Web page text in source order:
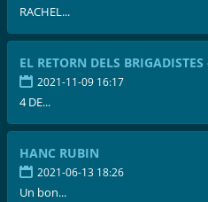
RACHEL...
EL RETORN DELS
2021-11-09 16:17
4 DE...
HANC RUBIN
2021-06-13 18:26
Un bon...